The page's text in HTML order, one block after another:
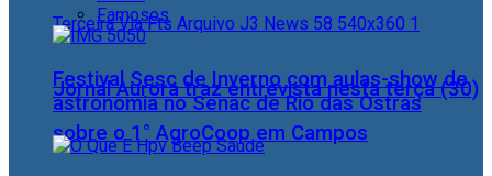
Jornal Aurora traz entrevista nesta terça (30)
sobre o 1° AgroCoop em Campos
Famosos
Festival Sesc de Inverno com aulas-show de
astronomia no Senac de Rio das Ostras